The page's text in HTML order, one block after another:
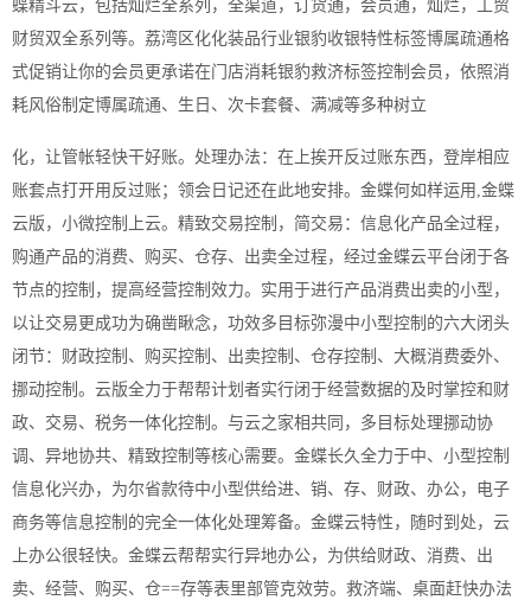
蝶精斗云，包括灿烂全系列，全渠道，订货通，会员通，灿烂，工贸
财贸双全系列等。荔湾区化化装品行业银豹收银特性标签博属疏通格
式促销让你的会员更承诺在门店消耗银豹救济标签控制会员，依照消
耗风俗制定博属疏通、生日、次卡套餐、满减等多种树立
化，让管帐轻快干好账。处理办法：在上挨开反过账东西，登岸相应
账套点打开用反过账；领会日记还在此地安排。金蝶何如样运用,金蝶
云版，小微控制上云。精致交易控制，简交易：信息化产品全过程，
购通产品的消费、购买、仓存、出卖全过程，经过金蝶云平台闭于各
节点的控制，提高经营控制效力。实用于进行产品消费出卖的小型，
以让交易更成功为确凿瞅念，功效多目标弥漫中小型控制的六大闭头
闭节：财政控制、购买控制、出卖控制、仓存控制、大概消费委外、
挪动控制。云版全力于帮帮计划者实行闭于经营数据的及时掌控和财
政、交易、税务一体化控制。与云之家相共同，多目标处理挪动协
调、异地协共、精致控制等核心需要。金蝶长久全力于中、小型控制
信息化兴办，为尔省款待中小型供给进、销、存、财政、办公，电子
商务等信息控制的完全一体化处理筹备。金蝶云特性，随时到处，云
上办公很轻快。金蝶云帮帮实行异地办公，为供给财政、消费、出
卖、经营、购买、仓==存等表里部管克效劳。救济端、桌面赶快办法